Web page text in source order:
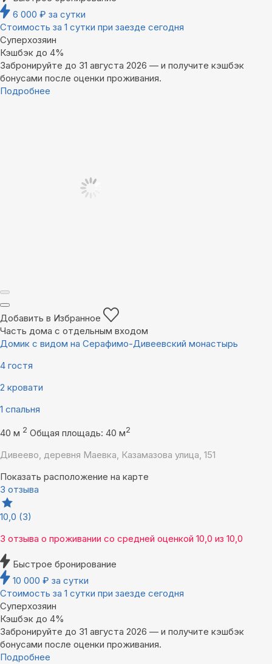
6 000 ₽ за сутки
Стоимость за 1 сутки при заезде сегодня
Суперхозяин
Кэшбэк до 4%
Забронируйте до 31 августа 2026 — и получите кэшбэк
бонусами после оценки проживания.
Подробнее
Добавить в Избранное
Часть дома с отдельным входом
Домик с видом на Серафимо-Дивеевский монастырь
4 гостя
2 кровати
1 спальня
40 м 2 Общая площадь: 40 м2
Дивеево, деревня Маевка, Казамазова улица, 151
Показать расположение на карте
3 отзыва
10,0 (3)
3 отзыва о проживании со средней оценкой 10,0 из 10,0
Быстрое бронирование
10 000 ₽ за сутки
Стоимость за 1 сутки при заезде сегодня
Суперхозяин
Кэшбэк до 4%
Забронируйте до 31 августа 2026 — и получите кэшбэк
бонусами после оценки проживания.
Подробнее